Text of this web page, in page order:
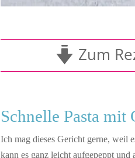
Zum
Schnelle Pasta mit
Ich mag dieses Gericht gerne, weil
kann es ganz leicht aufgepeppt